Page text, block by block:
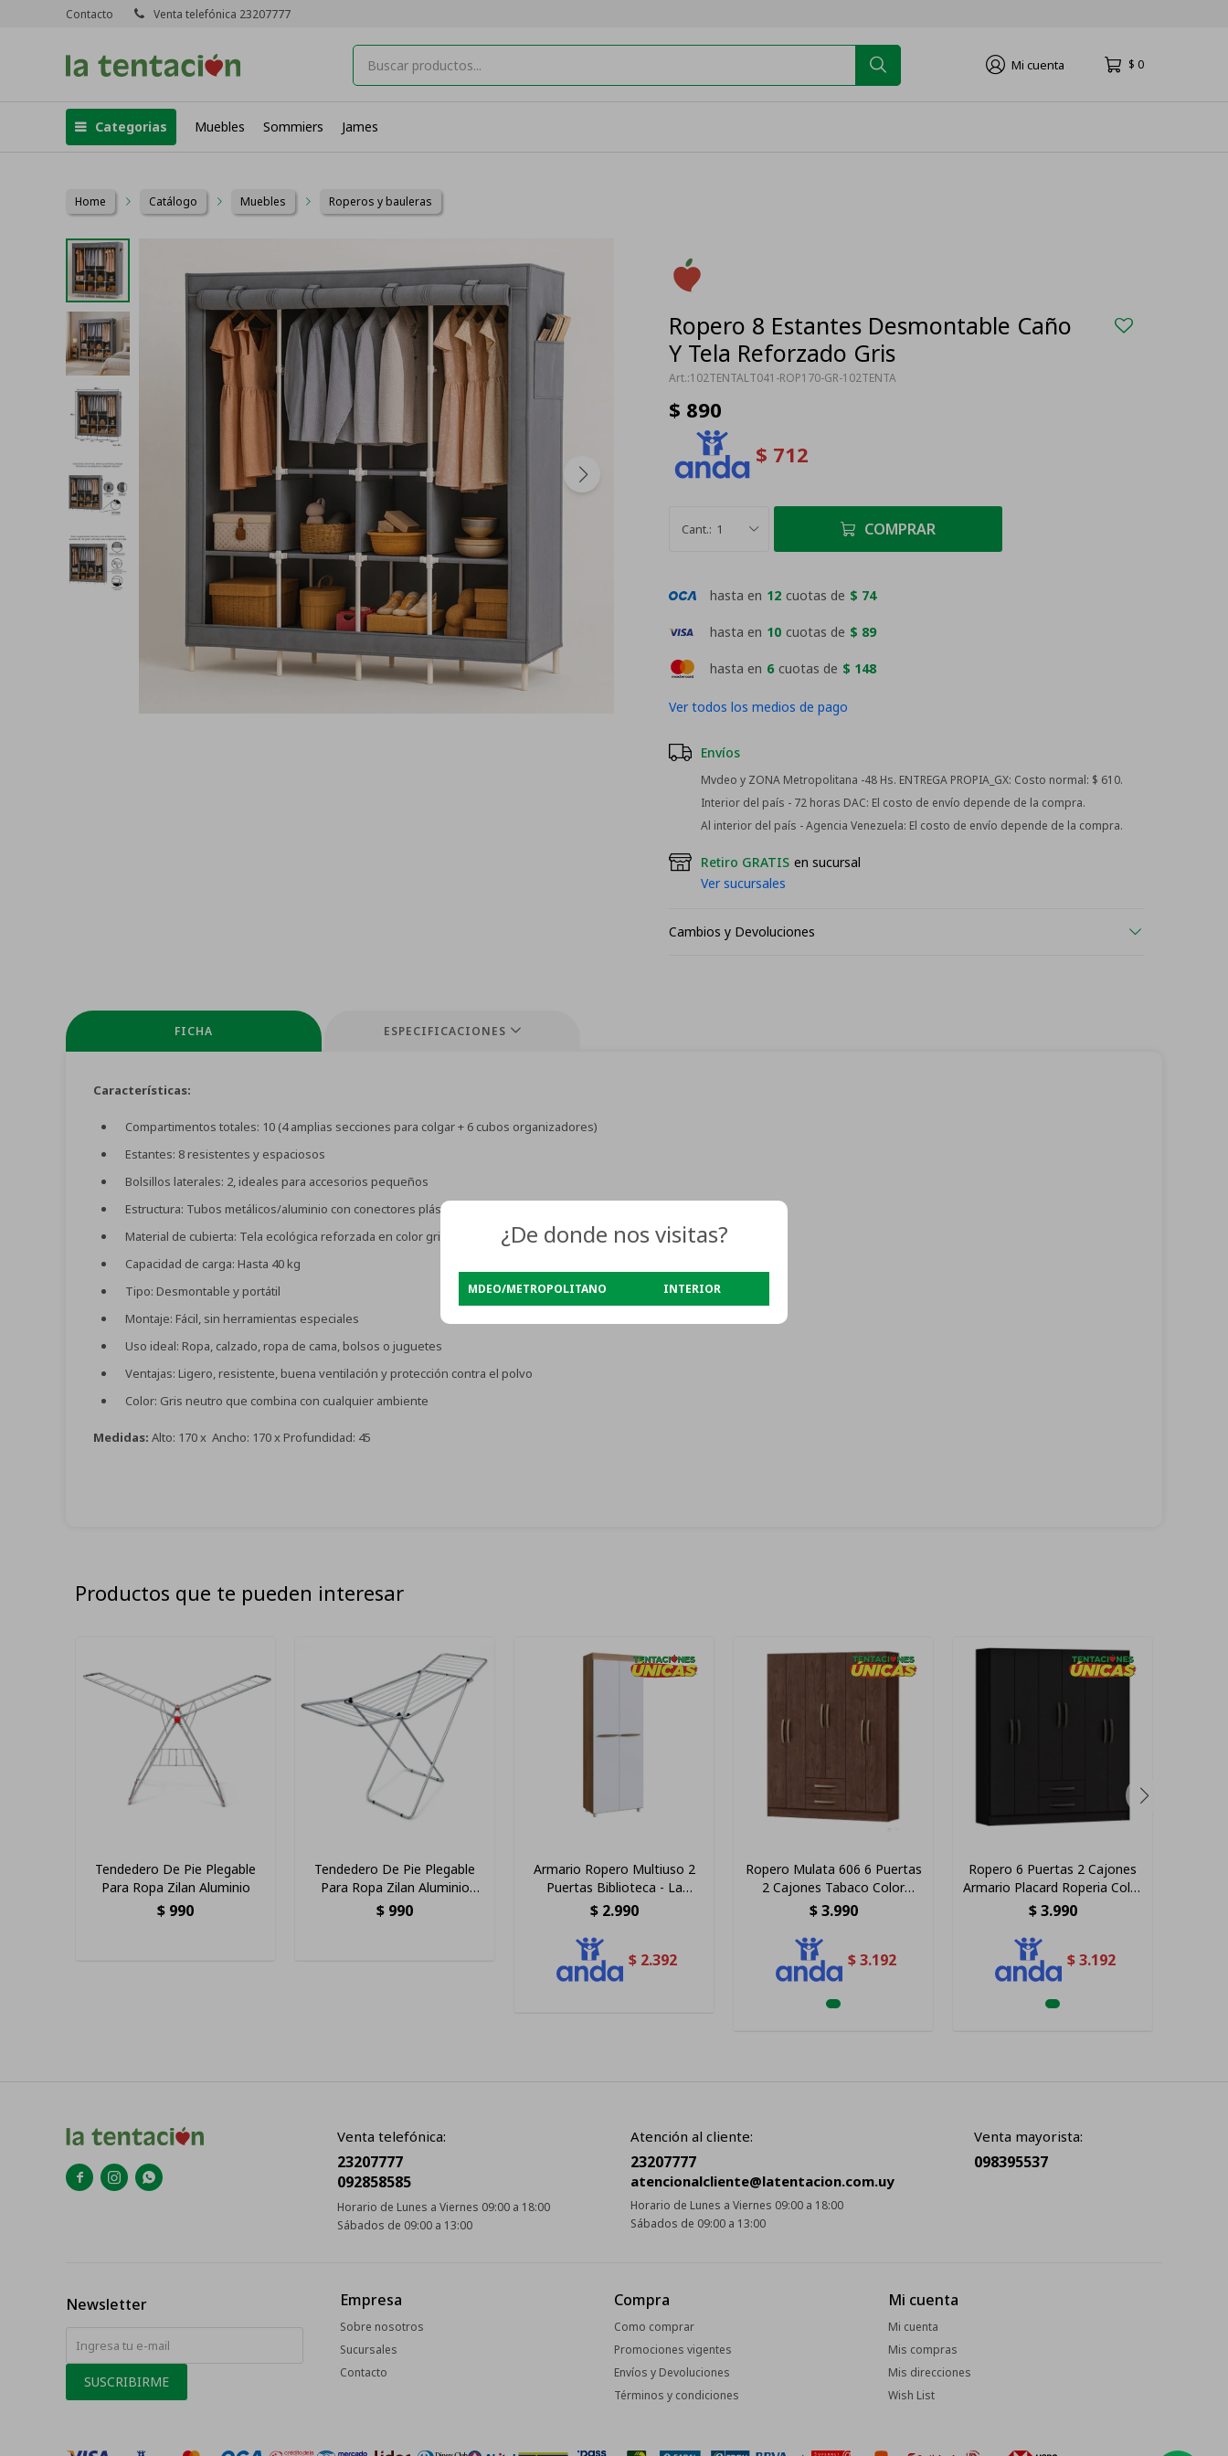
Categorias Muebles Sommiers James
$ 0
Contacto Venta telefónica 23207777
Home Catálogo Muebles Roperos y bauleras
Ropero 8 Estantes Desmontable Caño
Y Tela Reforzado Gris
102TENTALT041-ROP170-GR-102TENTA
$ 890
$ 712
1 COMPRAR
hasta en 6 cuotas de $ 148
hasta en 12 cuotas de $ 74
hasta en 10 cuotas de $ 89
Ver todos los medios de pago
Envíos
Mvdeo y ZONA Metropolitana -48 Hs. ENTREGA PROPIA_GX: Costo normal: $ 610.
Interior del país - 72 horas DAC: El costo de envío depende de la compra.
Al interior del país - Agencia Venezuela: El costo de envío depende de la compra.
Retiro GRATIS en sucursal
Ver sucursales
Cambios y Devoluciones
FICHA ESPECIFICACIONES
Características:
Compartimentos totales: 10 (4 amplias secciones para colgar + 6 cubos organizadores)
Estantes: 8 resistentes y espaciosos
Bolsillos laterales: 2, ideales para accesorios pequeños
Estructura: Tubos metálicos/aluminio con conectores plásticos duraderos
Material de cubierta: Tela ecológica reforzada en color gris
Capacidad de carga: Hasta 40 kg
Tipo: Desmontable y portátil
Montaje: Fácil, sin herramientas especiales
Uso ideal: Ropa, calzado, ropa de cama, bolsos o juguetes
Ventajas: Ligero, resistente, buena ventilación y protección contra el polvo
Color: Gris neutro que combina con cualquier ambiente
Medidas: Alto: 170 x Ancho: 170 x Profundidad: 45
Productos que te pueden interesar
Tendedero De Pie Plegable
Para Ropa Zilan Aluminio
$ 990
Tendedero De Pie Plegable
Para Ropa Zilan Aluminio
18mts
$ 990
Armario Ropero Multiuso 2
Puertas Biblioteca - La
Tentación Color Blanco/nogal
$ 2.990
$ 2.392
Ropero Mulata 606 6 Puertas
2 Cajones Tabaco Color
Marrón
$ 3.990
$3.192
Ropero 6 Puertas 2 Cajones
Armario Placard Roperia Color
Negro
$ 3.990
$3.192
  
Venta telefónica:
23207777
092858585
Horario de Lunes a Viernes 09:00 a 18:00
Sábados de 09:00 a 13:00
Atención al cliente:
23207777
atencionalcliente@latentacion.com.uy
Horario de Lunes a Viernes 09:00 a 18:00
Sábados de 09:00 a 13:00
Venta mayorista:
098395537
Empresa
Sobre nosotros
Sucursales
Contacto
Compra
Como comprar
Promociones vigentes
Envíos y Devoluciones
Términos y condiciones
Mi cuenta
Mi cuenta
Mis compras
Mis direcciones
Wish List
Newsletter
SUSCRIBIRME
¿De donde nos visitas?
MDEO/METROPOLITANO INTERIOR